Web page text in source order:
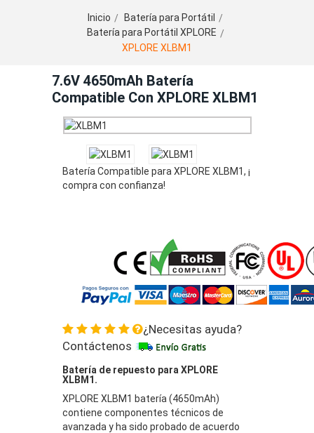
Inicio
Batería para Portátil
Batería para Portátil XPLORE
XPLORE XLBM1
7.6V 4650mAh Batería
Compatible Con XPLORE XLBM1
Batería Compatible para XPLORE XLBM1, ¡
compra con confianza!
¿Necesitas ayuda?
Contáctenos
Batería de repuesto para XPLORE
XLBM1.
XPLORE XLBM1 batería (4650mAh)
contiene componentes técnicos de
avanzada y ha sido probado de acuerdo